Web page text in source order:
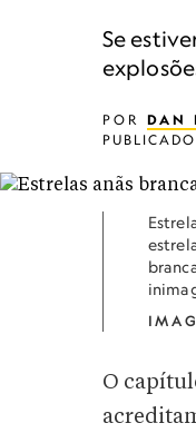
Se
POR DAN
PUBLICADO
O